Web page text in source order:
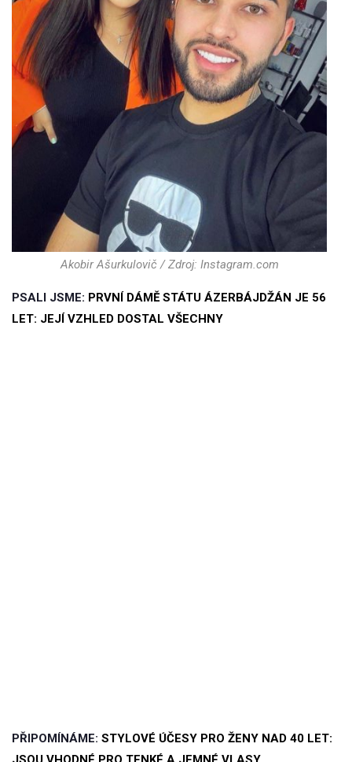
Akobir Ašurkulovič / Zdroj: Instagram.com
PSALI JSME: PRVNÍ DÁMĚ STÁTU ÁZERBÁJDŽÁN JE 56
LET: JEJÍ VZHLED DOSTAL VŠECHNY
PŘIPOMÍNÁME: STYLOVÉ ÚČESY PRO ŽENY NAD 40 LET: